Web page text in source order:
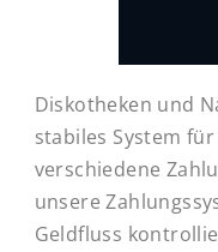
Diskotheken und
stabiles System
verschiedene
unsere
Geldfluss